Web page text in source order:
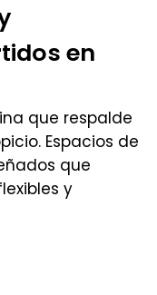
en
que respalde
Espacios de
que
y